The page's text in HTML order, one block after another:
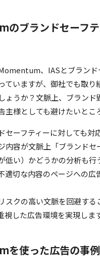
のブランドセーフ
、IASとブランド
ていますが、御社でも取り
ょうか？文脈上、ブランド
主様としても避けたいとこ
セーフティーに対しても対
内容が文脈上「ブランドセ
低い）かどうかの分析も行
適切な内容のページへの広
スクの高い文脈を回避する
視した広告環境を実現しま
を使った広告の事